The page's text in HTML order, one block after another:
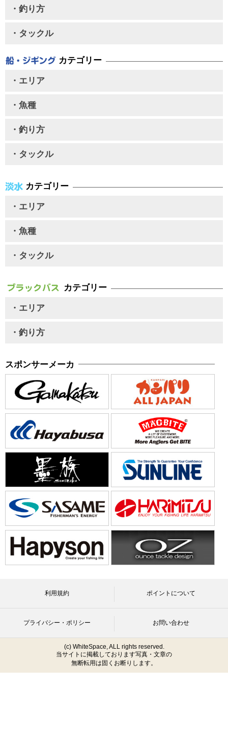
・釣り方
・タックル
カテゴリー
・エリア
・魚種
・釣り方
・タックル
カテゴリー
・エリア
・魚種
・タックル
カテゴリー
・エリア
・釣り方
スポンサーメーカ
利用規約 ポイントについて
プライバシー・ポリシー お問い合わせ
(c) WhiteSpace, ALL rights reserved.
当サイトに掲載しております写真・文章の
無断転用は固くお断りします。